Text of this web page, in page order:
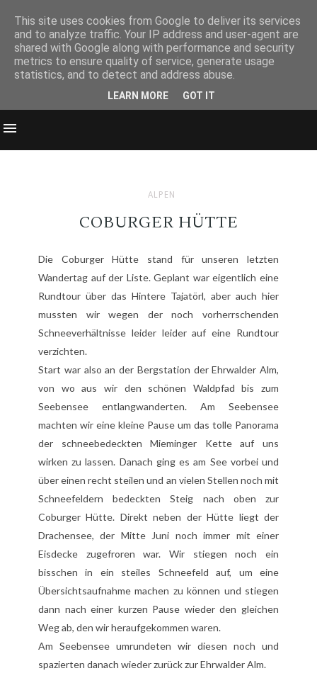
ALPEN
COBURGER HÜTTE
Die Coburger Hütte stand für unseren letzten
Wandertag auf der Liste. Geplant war eigentlich eine
Rundtour über das Hintere Tajatörl, aber auch hier
mussten wir wegen der noch vorherrschenden
Schneeverhältnisse leider leider auf eine Rundtour
verzichten.
Start war also an der Bergstation der Ehrwalder Alm,
von wo aus wir den schönen Waldpfad bis zum
Seebensee entlangwanderten. Am Seebensee
machten wir eine kleine Pause um das tolle Panorama
der schneebedeckten Mieminger Kette auf uns
wirken zu lassen. Danach ging es am See vorbei und
über einen recht steilen und an vielen Stellen noch mit
Schneefeldern bedeckten Steig nach oben zur
Coburger Hütte. Direkt neben der Hütte liegt der
Drachensee, der Mitte Juni noch immer mit einer
Eisdecke zugefroren war. Wir stiegen noch ein
bisschen in ein steiles Schneefeld auf, um eine
Übersichtsaufnahme machen zu können und stiegen
dann nach einer kurzen Pause wieder den gleichen
Weg ab, den wir heraufgekommen waren.
Am Seebensee umrundeten wir diesen noch und
spazierten danach wieder zurück zur Ehrwalder Alm.
This site uses cookies from Google to deliver its services
and to analyze traffic. Your IP address and user-agent are
shared with Google along with performance and security
metrics to ensure quality of service, generate usage
statistics, and to detect and address abuse.
LEARN MORE GOT IT